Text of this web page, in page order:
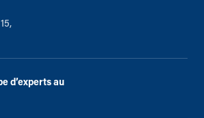
d’experts au